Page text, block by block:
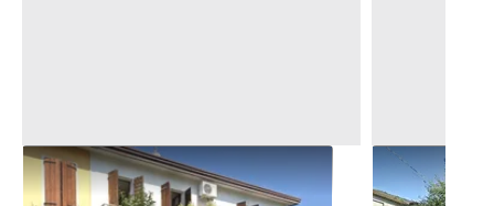
Asta Abitazione cielo terra con
cortile e cantina
Asta Casa